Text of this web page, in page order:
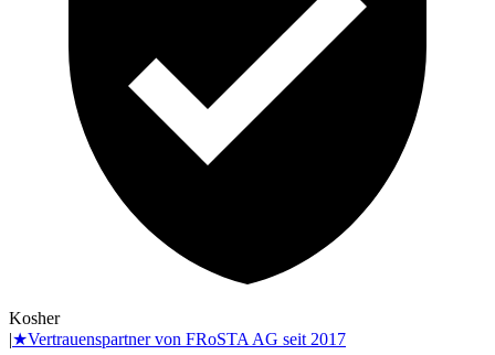
Kosher
|★Vertrauenspartner von FRoSTA AG seit 2017